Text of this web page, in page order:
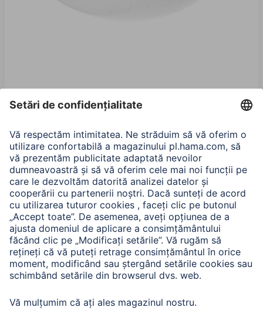
Hama Plafonieră WiFi, efect de strălucire, rotundă, Ø
30 cm
00176545
215,90 RON